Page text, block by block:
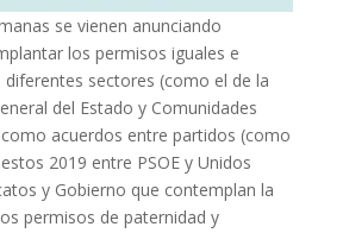
se vienen anunciando
los permisos iguales e
sectores (como el de la
del Estado y Comunidades
acuerdos entre partidos (como
2019 entre PSOE y Unidos
y Gobierno que contemplan la
permisos de paternidad y